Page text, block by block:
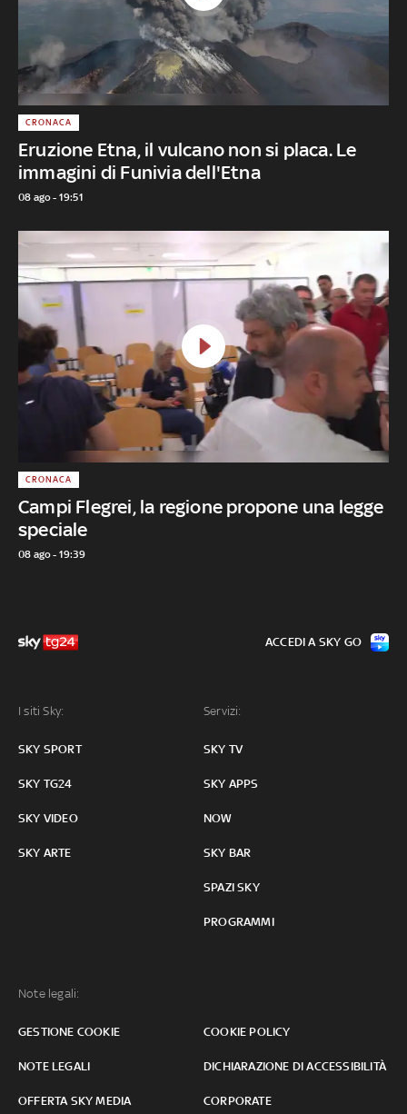
Eruzione Etna, il vulcano non si placa. Le
immagini di Funivia dell'Etna
CRONACA
08 ago - 19:51
Campi Flegrei, la regione propone una legge
speciale
CRONACA
08 ago - 19:39
I siti Sky:
SKY SPORT
SKY TG24
SKY VIDEO
SKY ARTE
Servizi:
SKY TV
SKY APPS
NOW
SKY BAR
SPAZI SKY
PROGRAMMI
Note legali:
GESTIONE COOKIE COOKIE POLICY
NOTE LEGALI DICHIARAZIONE DI ACCESSIBILITÀ
OFFERTA SKY MEDIA CORPORATE
ACCEDI A SKY GO